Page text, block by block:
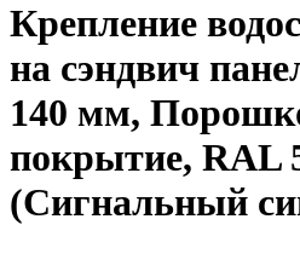
Крепление
на сэндвич
140 мм,
покрытие, RAL
(Сигнальный